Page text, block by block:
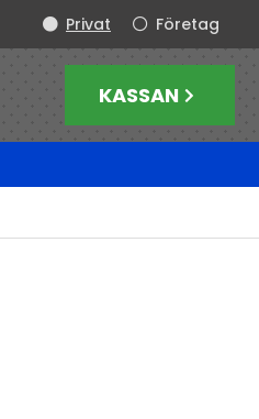
Företag
Privat
KASSAN